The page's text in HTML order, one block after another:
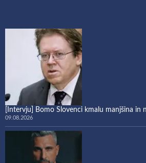
[Intervju] Bomo Slovenci kmalu manjšina in
09.08.2026